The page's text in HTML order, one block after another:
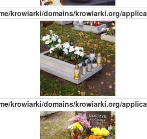
krowiarki/domains/krowiarki.org/
krowiarki/domains/krowiarki.org/